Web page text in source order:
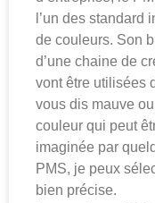
l’un des standard
de couleurs. Son
d’une chaine de
vont être utilisées
vous dis mauve
couleur qui peut
imaginée par
PMS, je peux
bien précise.